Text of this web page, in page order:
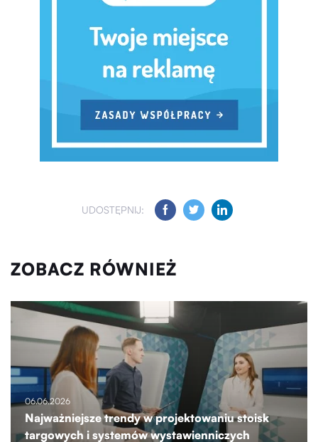
UDOSTĘPNIJ:
ZOBACZ RÓWNIEŻ
06.06.2026
Najważniejsze trendy w projektowaniu stoisk
targowych i systemów wystawienniczych